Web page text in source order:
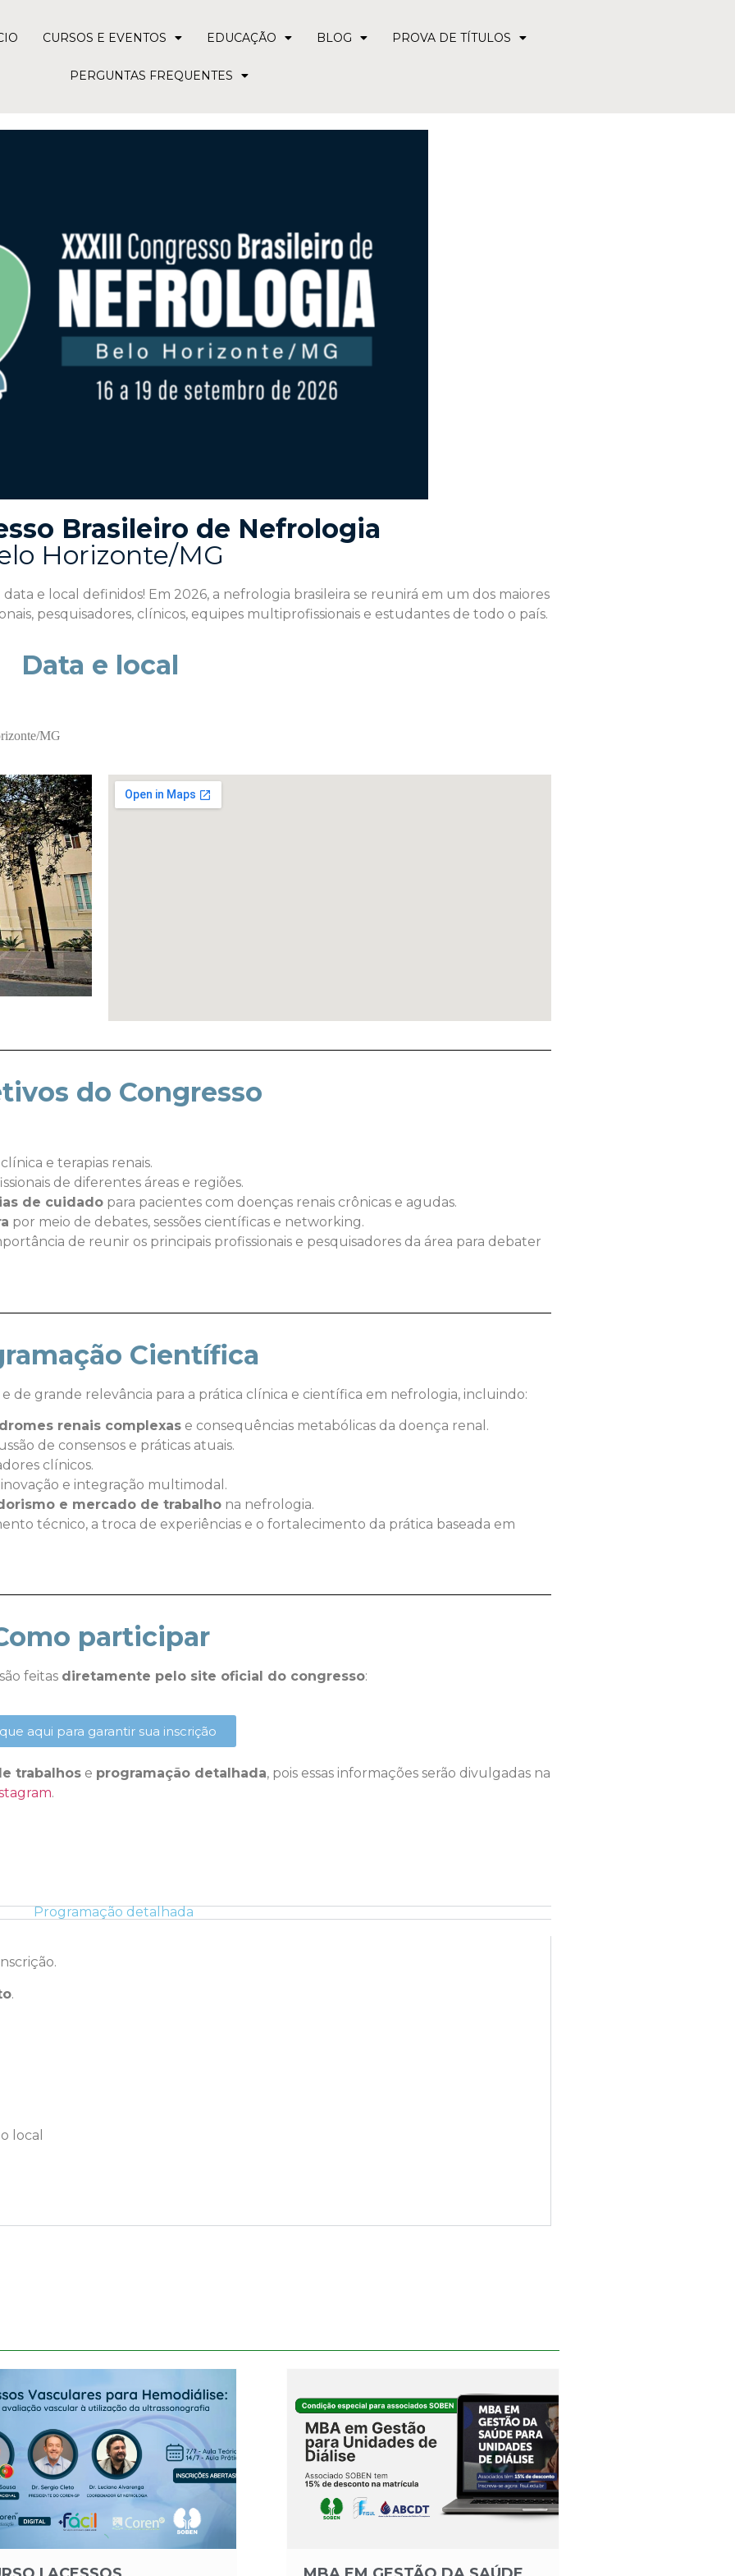
CURSOS E EVENTOS EDUCAÇÃO BLOG PROVA DE TÍTULOS
PERGUNTAS FREQUENTES
Brasileiro de Nefrologia
Horizonte/MG
e local definidos! Em 2026, a nefrologia brasileira se reunirá em um dos maiores
pesquisadores, clínicos, equipes multiprofissionais e estudantes de todo o país.
Data e local
MG
do Congresso
e terapias renais.
de diferentes áreas e regiões.
de cuidado para pacientes com doenças renais crônicas e agudas.
por meio de debates, sessões científicas e networking.
de reunir os principais profissionais e pesquisadores da área para debater
Científica
de grande relevância para a prática clínica e científica em nefrologia, incluindo:
renais complexas e consequências metabólicas da doença renal.
de consensos e práticas atuais.
clínicos.
inovação e integração multimodal.
e mercado de trabalho na nefrologia.
técnico, a troca de experiências e o fortalecimento da prática baseada em
participar
feitas diretamente pelo site oficial do congresso:
aqui para garantir sua inscrição
trabalhos e programação detalhada, pois essas informações serão divulgadas na
.
Programação detalhada
.
local